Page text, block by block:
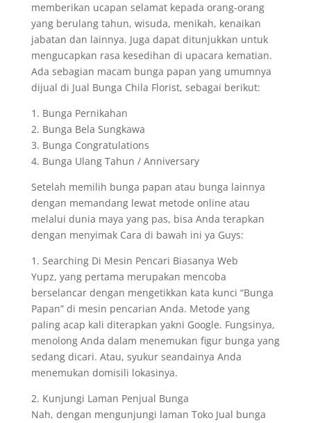
memberikan ucapan selamat kepada orang-orang
yang berulang tahun, wisuda, menikah, kenaikan
jabatan dan lainnya. Juga dapat ditunjukkan untuk
mengucapkan rasa kesedihan di upacara kematian.
Ada sebagian macam bunga papan yang umumnya
dijual di Jual Bunga Chila Florist, sebagai berikut:
1. Bunga Pernikahan
2. Bunga Bela Sungkawa
3. Bunga Congratulations
4. Bunga Ulang Tahun / Anniversary
Setelah memilih bunga papan atau bunga lainnya
dengan memandang lewat metode online atau
melalui dunia maya yang pas, bisa Anda terapkan
dengan menyimak Cara di bawah ini ya Guys:
1. Searching Di Mesin Pencari Biasanya Web
Yupz, yang pertama merupakan mencoba
berselancar dengan mengetikkan kata kunci “Bunga
Papan” di mesin pencarian Anda. Metode yang
paling acap kali diterapkan yakni Google. Fungsinya,
menolong Anda dalam menemukan figur bunga yang
sedang dicari. Atau, syukur seandainya Anda
menemukan domisili lokasinya.
2. Kunjungi Laman Penjual Bunga
Nah, dengan mengunjungi laman Toko Jual bunga